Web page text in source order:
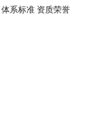
体系标准 资质荣誉